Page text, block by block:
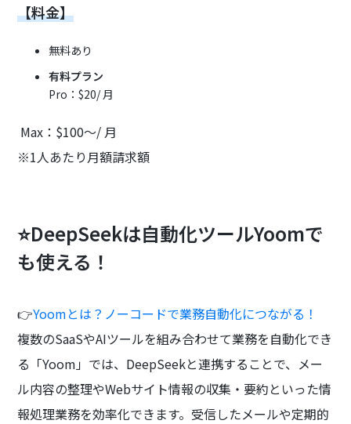
【料金】
無料あり
有料プラン
Pro：$20/ 月
Max：$100～/ 月
※1人あたり月額請求額
⭐DeepSeekは自動化ツールYoomで
も使える！
👉Yoomとは？ノーコードで業務自動化につながる！
複数のSaaSやAIツールを組み合わせて業務を自動化でき
る「Yoom」では、DeepSeekと連携することで、メー
ル内容の整理やWebサイト情報の収集・要約といった情
報処理業務を効率化できます。受信したメールや定期的